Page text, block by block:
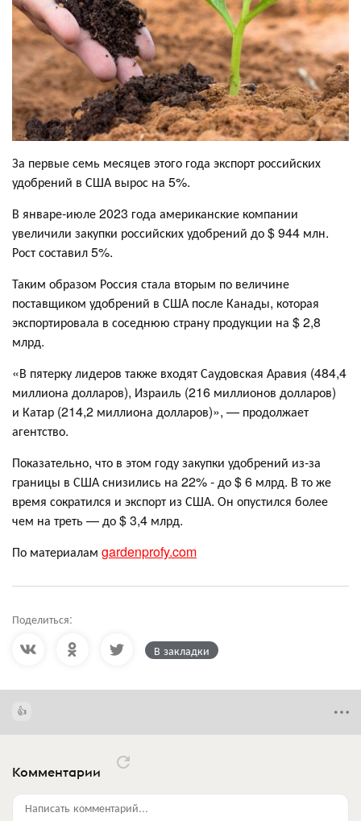
За первые семь месяцев этого года экспорт российских
удобрений в США вырос на 5%.
В январе-июле 2023 года американские компании
увеличили закупки российских удобрений до $ 944 млн.
Рост составил 5%.
Таким образом Россия стала вторым по величине
поставщиком удобрений в США после Канады, которая
экспортировала в соседнюю страну продукции на $ 2,8
млрд.
«В пятерку лидеров также входят Саудовская Аравия (484,4
миллиона долларов), Израиль (216 миллионов долларов)
и Катар (214,2 миллиона долларов)», — продолжает
агентство.
Показательно, что в этом году закупки удобрений из-за
границы в США снизились на 22% - до $ 6 млрд. В то же
время сократился и экспорт из США. Он опустился более
чем на треть — до $ 3,4 млрд.
По материалам gardenprofy.com
Поделиться:
В закладки
Комментарии
Написать комментарий...